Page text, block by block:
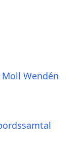
Wendén